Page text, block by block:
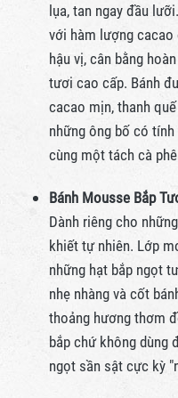
lụa, tan ngay đầu
với hàm lượng cacao
hậu vị, cân bằng
tươi cao cấp. Bánh
cacao mịn, thanh
những ông bố có
cùng một tách cà
Bánh Mousse Bắp
Dành riêng cho
khiết tự nhiên. Lớp
những hạt bắp ngọt
nhẹ nhàng và cốt
thoảng hương thơm
bắp chứ không dùng
ngọt sần sật cực kỳ